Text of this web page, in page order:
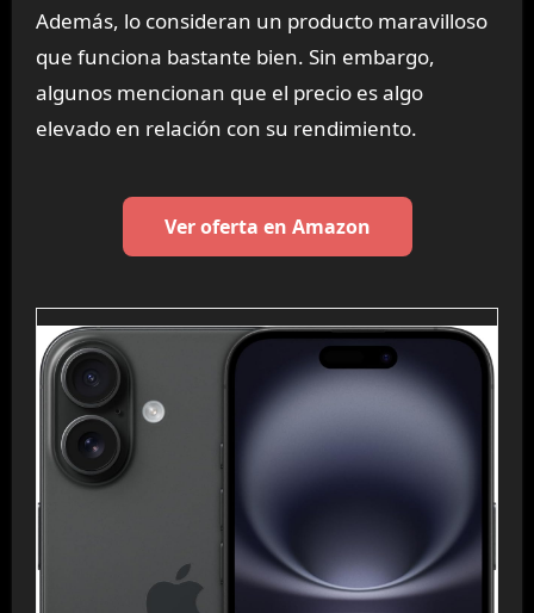
Además, lo consideran un producto maravilloso
que funciona bastante bien. Sin embargo,
algunos mencionan que el precio es algo
elevado en relación con su rendimiento.
Ver oferta en Amazon